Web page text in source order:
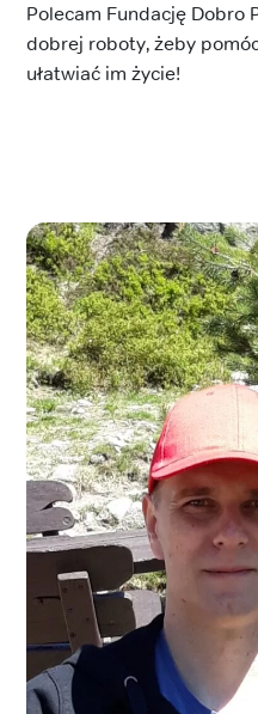
Polecam Fundację Dobro
dobrej roboty, żeby
ułatwiać im życie!